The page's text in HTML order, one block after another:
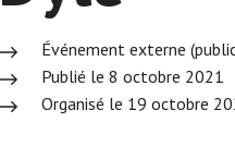
Événement externe
Publié le 8 octobre 2021
Organisé le 19 octobre